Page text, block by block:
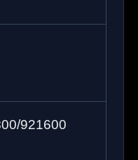
921600